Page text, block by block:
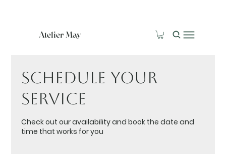
Atelier May
Schedule your
service
Check out our availability and book the date and
time that works for you